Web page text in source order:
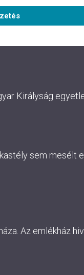
Királyság
sem mesélt
Az emlékház